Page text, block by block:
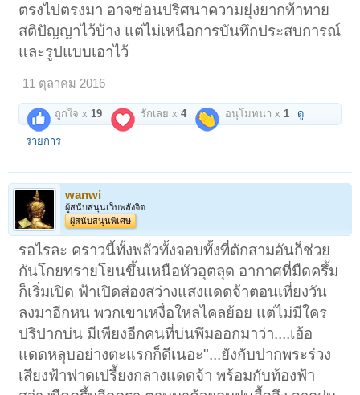
ตรงไปตรงมา อาจซ่อนปริศนาความยุ่งยากท้าทาย
สติปัญญาไว้บ้าง แต่ไม่เหนือการบันทึกประสบการณ์
และรูปแบบเอาไว้
11 ตุลาคม 2016
ถูกใจ x 19 รักเลย x4 อนุโมทนา x 1 ดู
รายการ
wanwi
ผู้สนับสนุนเว็บพลังจิต
ผู้สนับสนุนพิเศษ
รอไรละ คราวนี้ทั้งพลั่วทั้งจอบทั้งที่ตักสามอันก็ช่วย
กันโกยทรายโยนขึ้นเหนือหัวอุตลุด อากาศที่มืดครึ้ม
ก็เริ่มเปิด ฟ้าเปิดส่องสว่างแสงแดดจ้าตอนเที่ยงวัน
ลงมาอีกหน พวกเขาเหงื่อใหลไคลย้อย แต่ไม่มีใคร
ปริปากบ่น มีเพียงอีกคนที่บ่นพึมออกมาว่า....เฮ้อ
แดดหลุบอย่างตะแรกก็ดีเนอะ"...ยังกับปากพระร่วง
เสียงฟ้าฟาดเปรี้ยงกลางแดดจ้า พร้อมกับท้องฟ้า